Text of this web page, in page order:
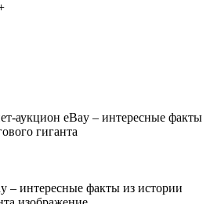
аукцион eBay – интересные факты
гиганта